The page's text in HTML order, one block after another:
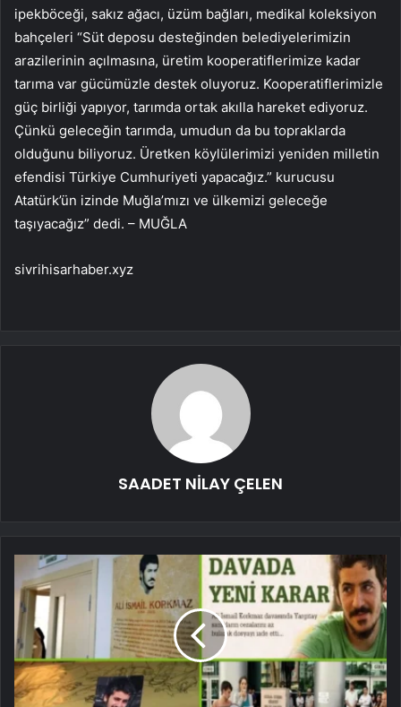
ipekböceği, sakız ağacı, üzüm bağları, medikal koleksiyon
bahçeleri “Süt deposu desteğinden belediyelerimizin
arazilerinin açılmasına, üretim kooperatiflerimize kadar
tarıma var gücümüzle destek oluyoruz. Kooperatiflerimizle
güç birliği yapıyor, tarımda ortak akılla hareket ediyoruz.
Çünkü geleceğin tarımda, umudun da bu topraklarda
olduğunu biliyoruz. Üretken köylülerimizi yeniden milletin
efendisi Türkiye Cumhuriyeti yapacağız.” kurucusu
Atatürk’ün izinde Muğla’mızı ve ülkemizi geleceğe
taşıyacağız” dedi. – MUĞLA
sivrihisarhaber.xyz
SAADET NİLAY ÇELEN